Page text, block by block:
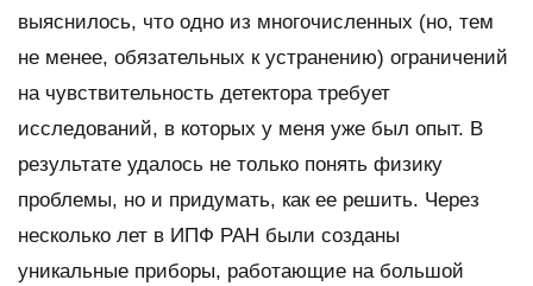
выяснилось, что одно из многочисленных (но, тем
не менее, обязательных к устранению) ограничений
на чувствительность детектора требует
исследований, в которых у меня уже был опыт. В
результате удалось не только понять физику
проблемы, но и придумать, как ее решить. Через
несколько лет в ИПФ РАН были созданы
уникальные приборы, работающие на большой